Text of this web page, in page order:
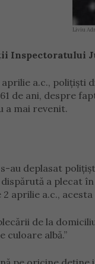
Liviu
Inspectoratului
aprilie a.c., polițiști
de ani, despre
a mai revenit.
au deplasat
dispărută a plecat
aprilie a.c.,
de la
culoare albă.”